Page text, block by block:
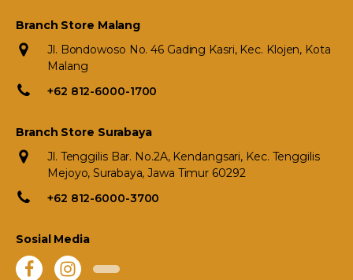
Branch Store Malang
Jl. Bondowoso No. 46 Gading Kasri, Kec. Klojen, Kota
Malang
+62 812-6000-1700
Branch Store Surabaya
Jl. Tenggilis Bar. No.2A, Kendangsari, Kec. Tenggilis
Mejoyo, Surabaya, Jawa Timur 60292
+62 812-6000-3700
Sosial Media